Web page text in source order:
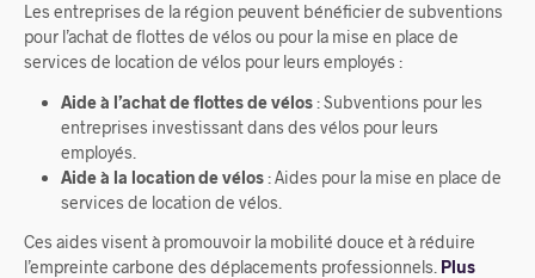
Les entreprises de la région peuvent bénéficier de subventions
pour l’achat de flottes de vélos ou pour la mise en place de
services de location de vélos pour leurs employés :
Aide à l’achat de flottes de vélos: Subventions pour les
entreprises investissant dans des vélos pour leurs
employés.
Aide à la location de vélos: Aides pour la mise en place de
services de location de vélos.
Ces aides visent à promouvoir la mobilité douce et à réduire
l’empreinte carbone des déplacements professionnels. Plus